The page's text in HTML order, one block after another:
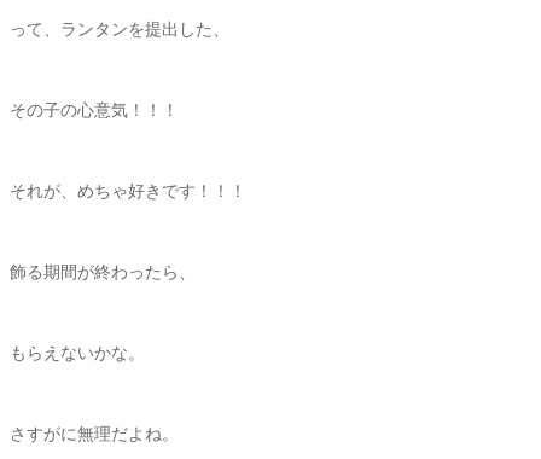
って、ランタンを提出した、
その子の心意気！！！
それが、めちゃ好きです！！！
飾る期間が終わったら、
もらえないかな。
さすがに無理だよね。